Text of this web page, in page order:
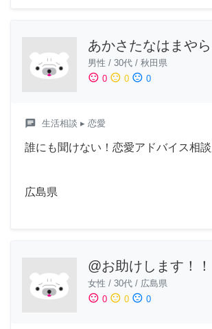
あかさたなはまやら
男性 / 30代 / 秋田県
sentiment_satisfied 0 sentiment_neutral 0 sentiment_dissatisfied 0
chat 生活相談 ▸ 恋愛
誰にも聞けない！恋愛アドバイス相
広島県
@お助けします！！
女性 / 30代 / 広島県
sentiment_satisfied 0 sentiment_neutral 0 sentiment_dissatisfied 0